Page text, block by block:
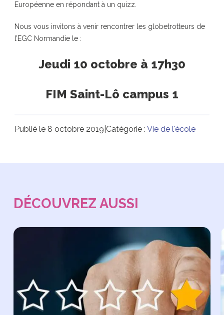
Européenne en répondant à un quizz.
Nous vous invitons à venir rencontrer les globetrotteurs de
l’EGC Normandie le :
Jeudi 10 octobre à 17h30
FIM Saint-Lô campus 1
Publié le 8 octobre 2019 Catégorie :Vie de l'école
DÉCOUVREZ AUSSI